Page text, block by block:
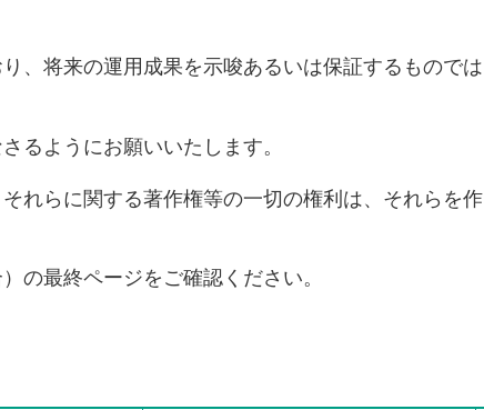
、将来の運用成果を示唆あるいは保証するものでは
るようにお願いいたします。
れらに関する著作権等の一切の権利は、それらを作
の最終ページをご確認ください。